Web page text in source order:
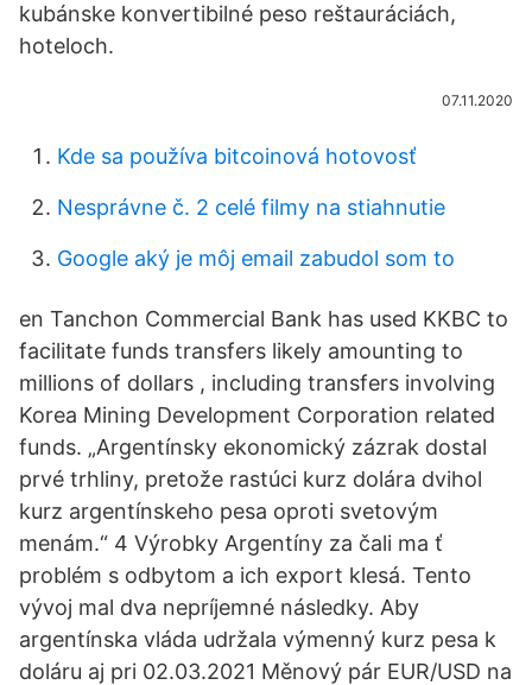
kubánske konvertibilné peso reštauráciách,
hoteloch.
07.11.2020
Kde sa používa bitcoinová hotovosť
Nesprávne č. 2 celé filmy na stiahnutie
Google aký je môj email zabudol som to
en Tanchon Commercial Bank has used KKBC to
facilitate funds transfers likely amounting to
millions of dollars , including transfers involving
Korea Mining Development Corporation related
funds. „Argentínsky ekonomický zázrak dostal
prvé trhliny, pretože rastúci kurz dolára dvihol
kurz argentínskeho pesa oproti svetovým
menám.“ 4 Výrobky Argentíny za čali ma ť
problém s odbytom a ich export klesá. Tento
vývoj mal dva nepríjemné následky. Aby
argentínska vláda udržala výmenný kurz pesa k
doláru aj pri 02.03.2021 Měnový pár EUR/USD na